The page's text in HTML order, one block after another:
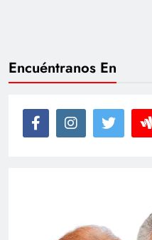
Encuéntranos En